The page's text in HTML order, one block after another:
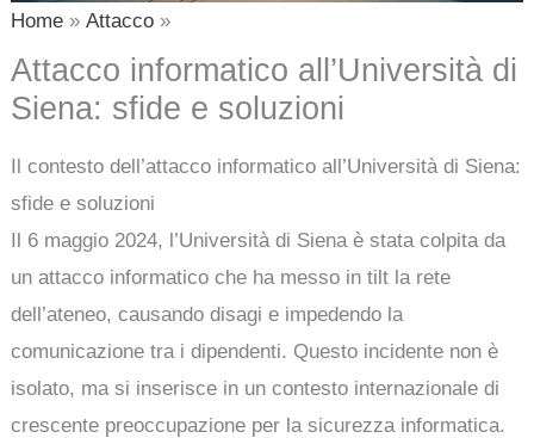
Home Attacco
Attacco informatico all’Università di
Siena: sfide e soluzioni
Il contesto dell’attacco informatico all’Università di Siena:
sfide e soluzioni
Il 6 maggio 2024, l’Università di Siena è stata colpita da
un attacco informatico che ha messo in tilt la rete
dell’ateneo, causando disagi e impedendo la
comunicazione tra i dipendenti. Questo incidente non è
isolato, ma si inserisce in un contesto internazionale di
crescente preoccupazione per la sicurezza informatica.